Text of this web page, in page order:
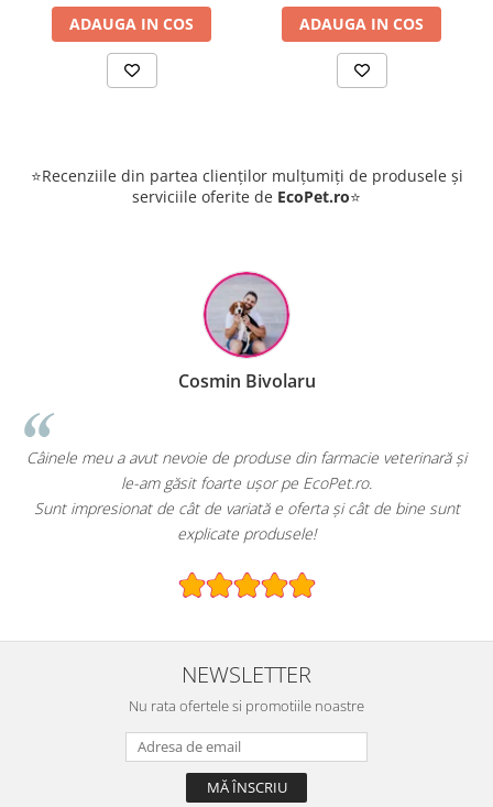
ADAUGA IN COS ADAUGA IN COS
⭐Recenziile din partea clienților mulțumiți de produsele și
serviciile oferite de EcoPet.ro⭐
veterinară și
de bine sunt
Raluca Popescu
EcoPet.ro este salvarea mea de fiecare dată când
hrană sau produse pentru păsările exotice din
E greu să găsești un magazin online cu o gamă atât
specializată.
NEWSLETTER
Nu rata ofertele si promotiile noastre